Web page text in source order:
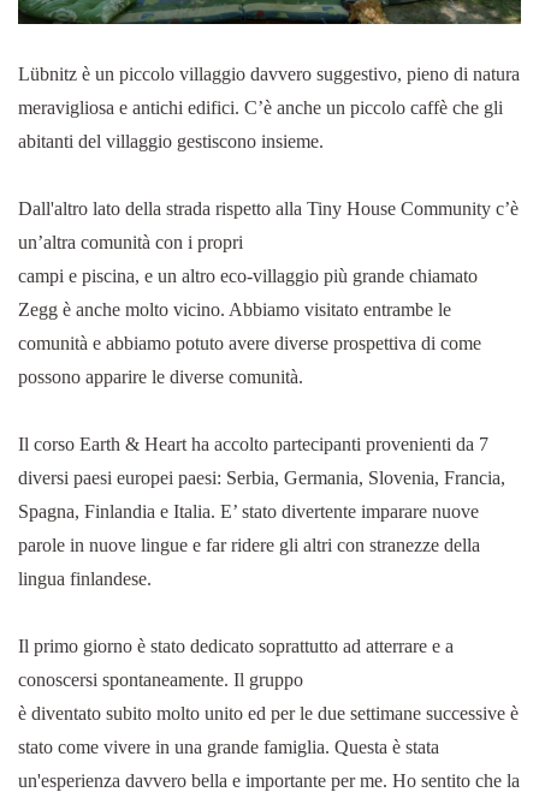
Lübnitz è un piccolo villaggio davvero suggestivo, pieno di natura
meravigliosa e antichi edifici. C’è anche un piccolo caffè che gli
abitanti del villaggio gestiscono insieme.
Dall'altro lato della strada rispetto alla Tiny House Community c’è
un’altra comunità con i propri
campi e piscina, e un altro eco-villaggio più grande chiamato
Zegg è anche molto vicino. Abbiamo visitato entrambe le
comunità e abbiamo potuto avere diverse prospettiva di come
possono apparire le diverse comunità.
Il corso Earth & Heart ha accolto partecipanti provenienti da 7
diversi paesi europei paesi: Serbia, Germania, Slovenia, Francia,
Spagna, Finlandia e Italia. E’ stato divertente imparare nuove
parole in nuove lingue e far ridere gli altri con stranezze della
lingua finlandese.
Il primo giorno è stato dedicato soprattutto ad atterrare e a
conoscersi spontaneamente. Il gruppo
è diventato subito molto unito ed per le due settimane successive è
stato come vivere in una grande famiglia. Questa è stata
un'esperienza davvero bella e importante per me. Ho sentito che la